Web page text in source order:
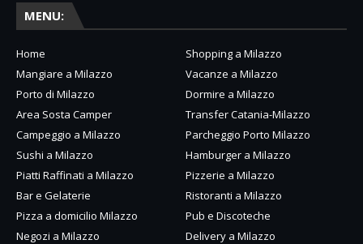
MENU:
Home
Shopping a Milazzo
Mangiare a Milazzo
Vacanze a Milazzo
Porto di Milazzo
Dormire a Milazzo
Area Sosta Camper
Transfer Catania-Milazzo
Campeggio a Milazzo
Parcheggio Porto Milazzo
Sushi a Milazzo
Hamburger a Milazzo
Piatti Raffinati a Milazzo
Pizzerie a Milazzo
Bar e Gelaterie
Ristoranti a Milazzo
Pizza a domicilio Milazzo
Pub e Discoteche
Negozi a Milazzo
Delivery a Milazzo